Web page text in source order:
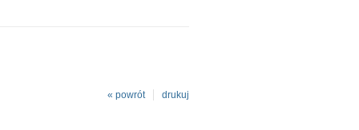
drukuj
« powrót